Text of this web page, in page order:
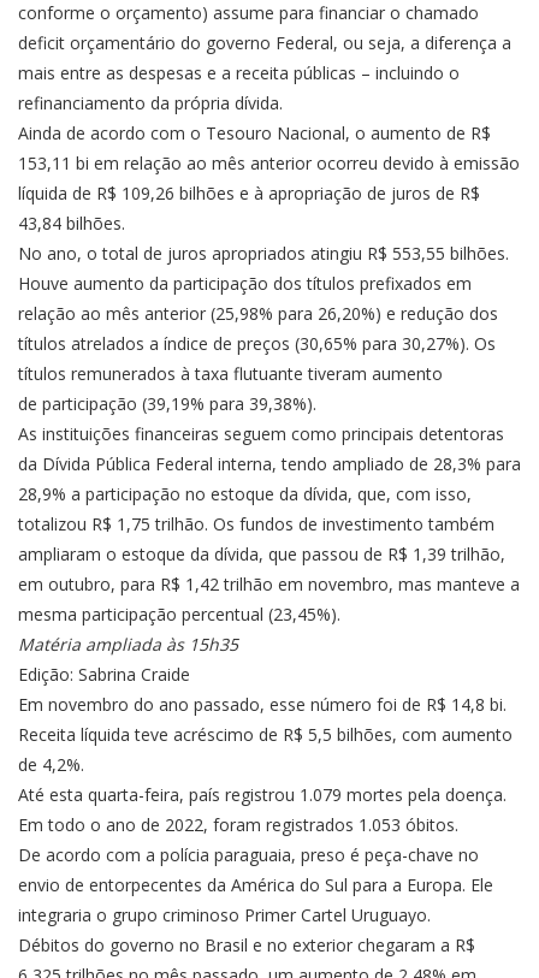
conforme o orçamento) assume para financiar o chamado
deficit orçamentário do governo Federal, ou seja, a diferença a
mais entre as despesas e a receita públicas – incluindo o
refinanciamento da própria dívida.
Ainda de acordo com o Tesouro Nacional, o aumento de R$
153,11 bi em relação ao mês anterior ocorreu devido à emissão
líquida de R$ 109,26 bilhões e à apropriação de juros de R$
43,84 bilhões.
No ano, o total de juros apropriados atingiu R$ 553,55 bilhões.
Houve aumento da participação dos títulos prefixados em
relação ao mês anterior (25,98% para 26,20%) e redução dos
títulos atrelados a índice de preços (30,65% para 30,27%). Os
títulos remunerados à taxa flutuante tiveram aumento
de participação (39,19% para 39,38%).
As instituições financeiras seguem como principais detentoras
da Dívida Pública Federal interna, tendo ampliado de 28,3% para
28,9% a participação no estoque da dívida, que, com isso,
totalizou R$ 1,75 trilhão. Os fundos de investimento também
ampliaram o estoque da dívida, que passou de R$ 1,39 trilhão,
em outubro, para R$ 1,42 trilhão em novembro, mas manteve a
mesma participação percentual (23,45%).
Matéria ampliada às 15h35
Edição: Sabrina Craide
Em novembro do ano passado, esse número foi de R$ 14,8 bi.
Receita líquida teve acréscimo de R$ 5,5 bilhões, com aumento
de 4,2%.
Até esta quarta-feira, país registrou 1.079 mortes pela doença.
Em todo o ano de 2022, foram registrados 1.053 óbitos.
De acordo com a polícia paraguaia, preso é peça-chave no
envio de entorpecentes da América do Sul para a Europa. Ele
integraria o grupo criminoso Primer Cartel Uruguayo.
Débitos do governo no Brasil e no exterior chegaram a R$